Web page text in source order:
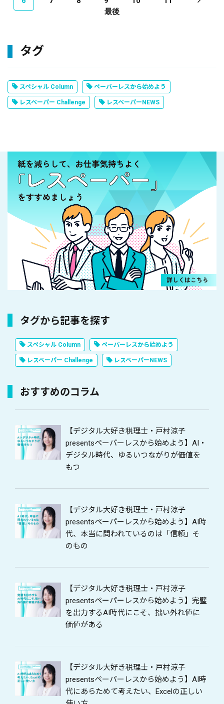
最後
タグ
スペシャル Column ペーパーレスから始めよう
レスペーパー Challenge レスペーパーNEWS
タグから記事を探す
スペシャル Column ペーパーレスから始めよう
レスペーパー Challenge レスペーパーNEWS
おすすめのコラム
【デジタル大好き税理士・戸村涼子
presentsペーパーレスから始めよう】AI・
デジタル時代、ゆるいつながりが価値を
もつ
【デジタル大好き税理士・戸村涼子
presentsペーパーレスから始めよう】AI時
代、本当に問われているのは「信頼」そ
のもの
【デジタル大好き税理士・戸村涼子
presentsペーパーレスから始めよう】完璧
を出力するAI時代にこそ、拙い外れ値に
価値がある
【デジタル大好き税理士・戸村涼子
presentsペーパーレスから始めよう】AI時
代にあらためて考えたい、Excelの正しい